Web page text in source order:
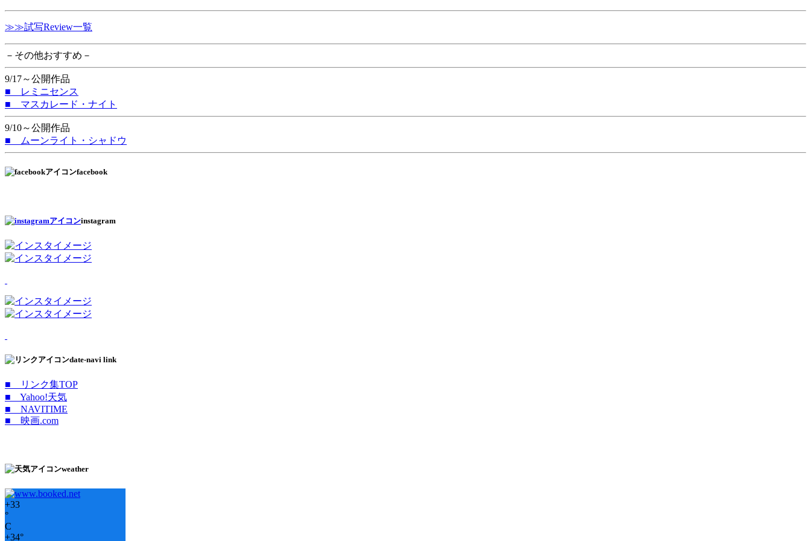
≫≫試写Review一覧
－その他おすすめ－
9/17～公開作品
■ レミニセンス
■ マスカレード・ナイト
9/10～公開作品
■ ムーンライト・シャドウ
facebook
instagram
date-navi link
■ リンク集TOP
■ Yahoo!天気
■ NAVITIME
■ 映画.com
weather
+33
°
C
+34°